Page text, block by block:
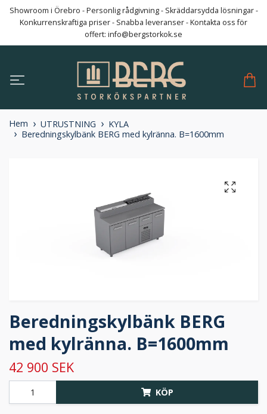
Showroom i Örebro - Personlig rådgivning - Skräddarsydda lösningar -
Konkurrenskraftiga priser - Snabba leveranser - Kontakta oss för
offert: info@bergstorkok.se
Hem UTRUSTNING
KYLA
Beredningskylbänk BERG med kylränna. B=1600mm
Beredningskylbänk BERG
med kylränna. B=1600mm
42 900 SEK
KÖP